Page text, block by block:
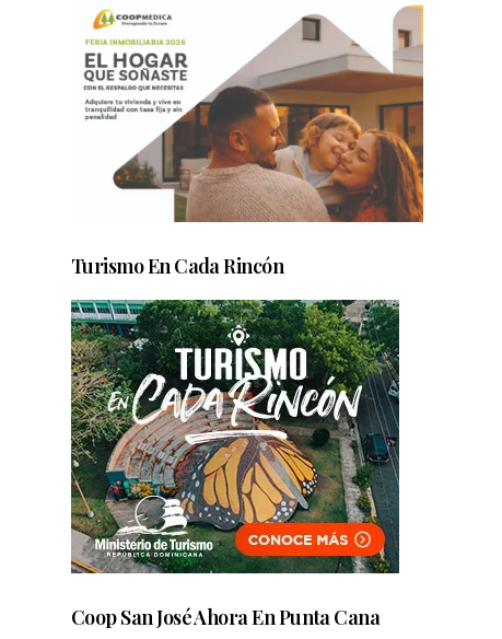
Turismo En Cada Rincón
Coop San José Ahora En Punta Cana